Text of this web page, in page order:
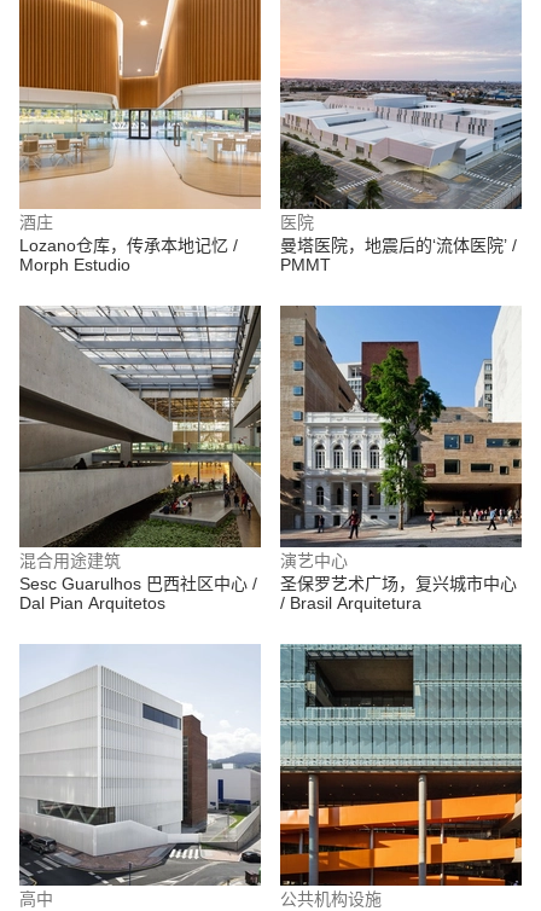
酒庄
Lozano仓库，传承本地记忆 /
Morph Estudio
医院
曼塔医院，地震后的‘流体医院’ /
PMMT
混合用途建筑
Sesc Guarulhos 巴西社区中心 /
Dal Pian Arquitetos
演艺中心
圣保罗艺术广场，复兴城市中心
/ Brasil Arquitetura
高中
公共机构设施